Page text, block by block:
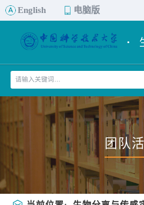
English 电脑版
·
团队